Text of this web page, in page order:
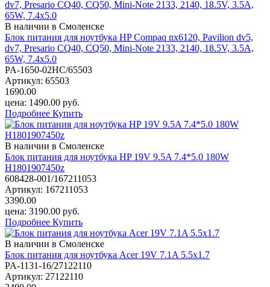
В наличии в Смоленске
Блок питания для ноутбука HP Compaq nx6120, Pavilion dv5,
dv7, Presario CQ40, CQ50, Mini-Note 2133, 2140, 18.5V, 3.5A,
65W, 7.4х5.0
PA-1650-02HC/65503
Артикул: 65503
1690.00
цена: 1490.00 руб.
Подробнее Купить
В наличии в Смоленске
Блок питания для ноутбука HP 19V 9.5A 7.4*5.0 180W
H1801907450z
608428-001/167211053
Артикул: 167211053
3390.00
цена: 3190.00 руб.
Подробнее Купить
В наличии в Смоленске
Блок питания для ноутбука Acer 19V 7.1A 5.5x1.7
PA-1131-16/27122110
Артикул: 27122110